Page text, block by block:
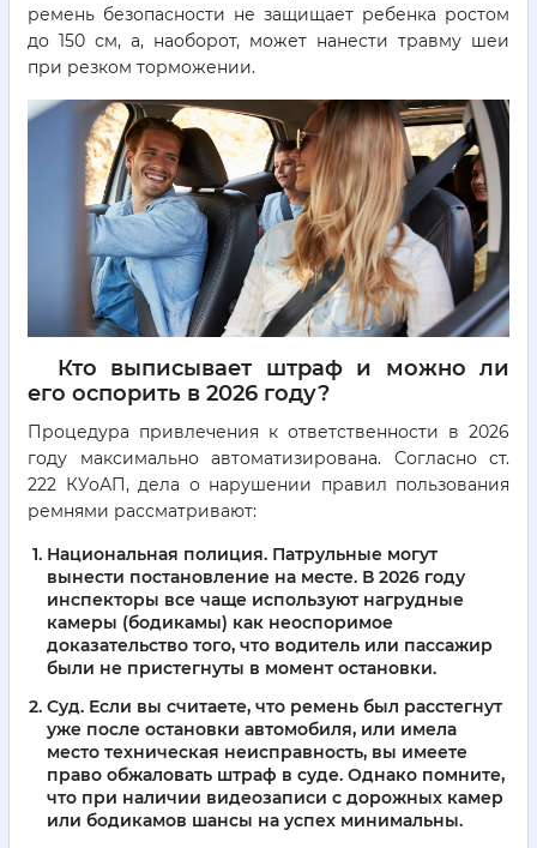
ремень безопасности не защищает ребенка ростом
до 150 см, а, наоборот, может нанести травму шеи
при резком торможении.
Кто выписывает штраф и можно ли
его оспорить в 2026 году?
Процедура привлечения к ответственности в 2026
году максимально автоматизирована. Согласно ст.
222 КУоАП, дела о нарушении правил пользования
ремнями рассматривают:
Национальная полиция. Патрульные могут
вынести постановление на месте. В 2026 году
инспекторы все чаще используют нагрудные
камеры (бодикамы) как неоспоримое
доказательство того, что водитель или пассажир
были не пристегнуты в момент остановки.
Суд. Если вы считаете, что ремень был расстегнут
уже после остановки автомобиля, или имела
место техническая неисправность, вы имеете
право обжаловать штраф в суде. Однако помните,
что при наличии видеозаписи с дорожных камер
или бодикамов шансы на успех минимальны.